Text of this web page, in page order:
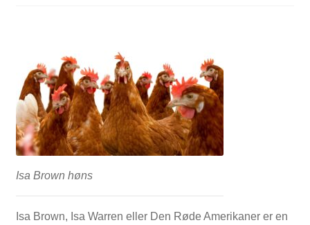
FORSIDE
Isa Brown høns
Isa Brown, Isa Warren eller Den Røde Amerikaner er en